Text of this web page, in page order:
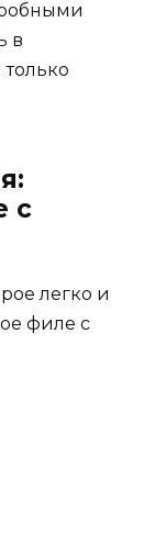
в
с
легко и
филе с